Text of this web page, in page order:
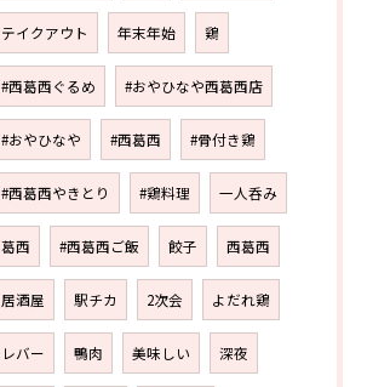
テイクアウト 年末年始 鶏
#西葛西ぐるめ #おやひなや西葛西店
#おやひなや #西葛西 #骨付き鶏
#西葛西やきとり #鶏料理 一人呑み
葛西 #西葛西ご飯 餃子 西葛西
居酒屋 駅チカ 2次会 よだれ鶏
レバー 鴨肉 美味しい 深夜